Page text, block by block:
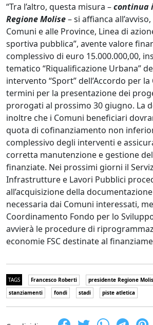
“Tra l’altro, questa misura –continua
Regione Molise– si affianca
Comuni e alle Province, Linea di
sportiva pubblica”, avente valore
complessivo di euro 15.000.000,00,
tematico “Riqualificazione Urbana”
intervento “Sport” dell’Accordo per la
termini per la presentazione dei
prorogati al prossimo 30 giugno. La
inoltre che i Comuni beneficiari
quota di cofinanziamento non
complessivo degli interventi e
corretta manutenzione e gestione
finanziate. Nei prossimi giorni il
Infrastrutture e Lavori Pubblici
all’acquisizione della
necessaria dai Comuni interessati,
Coordinamento Fondo per lo
avvierà le procedure di
economie FSC destinate al
TAGS Francesco Roberti presidente Regione
stanziamenti
fondi stadi piste atletica